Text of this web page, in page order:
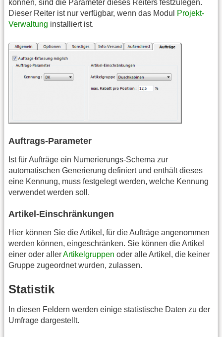
können, sind die Parameter dieses Reiters festzulegen.
Dieser Reiter ist nur verfügbar, wenn das Modul
Projekt-
Verwaltung installiert ist.
Auftrags-Parameter
Ist für Aufträge ein Numerierungs-Schema zur
automatischen Generierung definiert und enthält dieses
eine Kennung, muss festgelegt werden, welche Kennung
verwendet werden soll.
Artikel-Einschränkungen
Hier können Sie die Artikel, für die Aufträge angenommen
werden können, eingeschränken. Sie können die Artikel
einer oder allerArtikelgruppen oder alle Artikel, die keiner
Gruppe zugeordnet wurden, zulassen.
Statistik
In diesen Feldern werden einige statistische Daten zu der
Umfrage dargestellt.